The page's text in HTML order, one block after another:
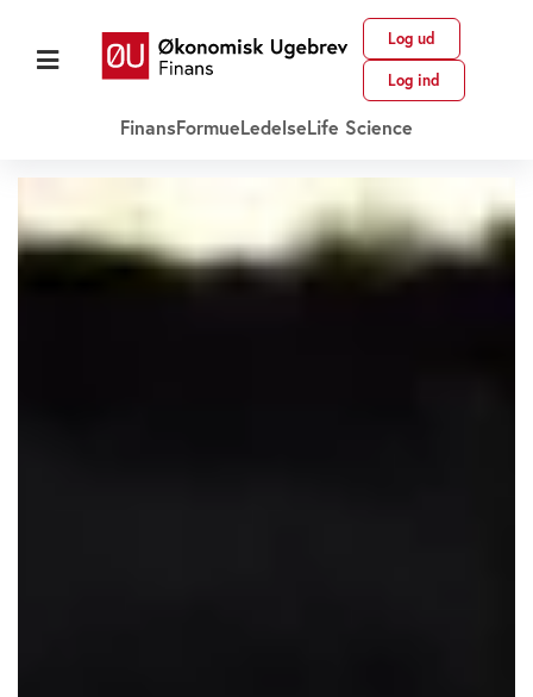
Log ud
Log ind
FinansFormueLedelseLife Science